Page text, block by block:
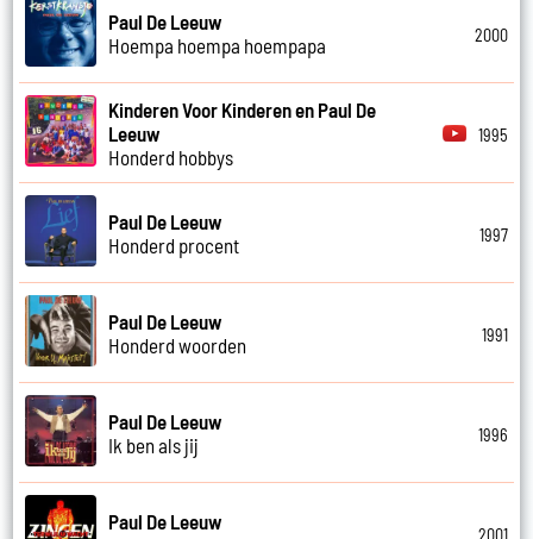
Paul De Leeuw
Hoempa hoempa hoempapa
2000
Kinderen Voor Kinderen en Paul De
Leeuw
Honderd hobbys
1995
Paul De Leeuw
Honderd procent
1997
Paul De Leeuw
Honderd woorden
1991
Paul De Leeuw
Ik ben als jij
1996
Paul De Leeuw
2001